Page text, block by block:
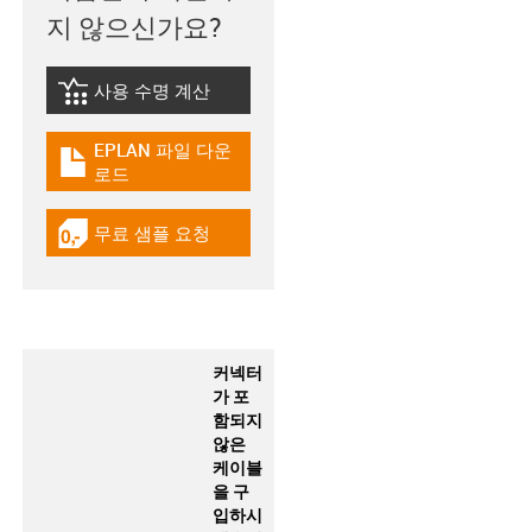
지 않으신가요?
igus-icon-lebensdauerrechner
사용 수명 계산
igus-icon-download-plan
EPLAN 파일 다운
로드
igus-icon-gratismuster
무료 샘플 요청
커넥터
가 포
함되지
않은
케이블
을 구
입하시